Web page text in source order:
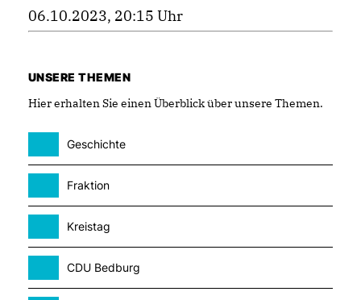
06.10.2023, 20:15 Uhr
UNSERE THEMEN
Hier erhalten Sie einen Überblick über unsere Themen.
Geschichte
Fraktion
Kreistag
CDU Bedburg